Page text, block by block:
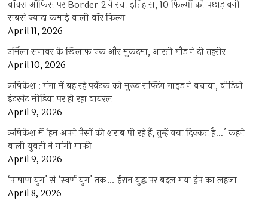
बॉक्स ऑफिस पर Border 2 ने रचा इतिहास, 10 फिल्मों को पछाड़ बनी
सबसे ज्यादा कमाई वाली वॉर फिल्म
April 11, 2026
उर्मिला सनावर के खिलाफ एक और मुकदमा, आरती गौड़ ने दी तहरीर
April 10, 2026
ऋषिकेश : गंगा में बह रहे पर्यटक को मुख्य राफ्टिंग गाइड ने बचाया, वीडियो
इंटरनेट मीडिया पर हो रहा वायरल
April 9, 2026
ऋषिकेश में ‘हम अपने पैसों की शराब पी रहे हैं, तुम्हें क्या दिक्कत है…’ कहने
वाली युवती ने मांगी माफी
April 9, 2026
‘पाषाण युग’ से ‘स्वर्ण युग’ तक… ईरान युद्ध पर बदल गया ट्रंप का लहजा
April 8, 2026